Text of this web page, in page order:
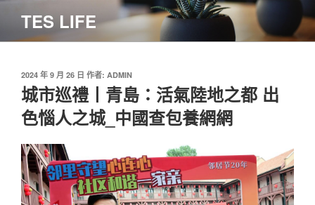
主
TES LIFE
發
佈
於
2024 年 9 月 26 日 作者: ADMIN
城市巡禮丨青島：活氣陸地之都 出
色惱人之城_中國查包養網網